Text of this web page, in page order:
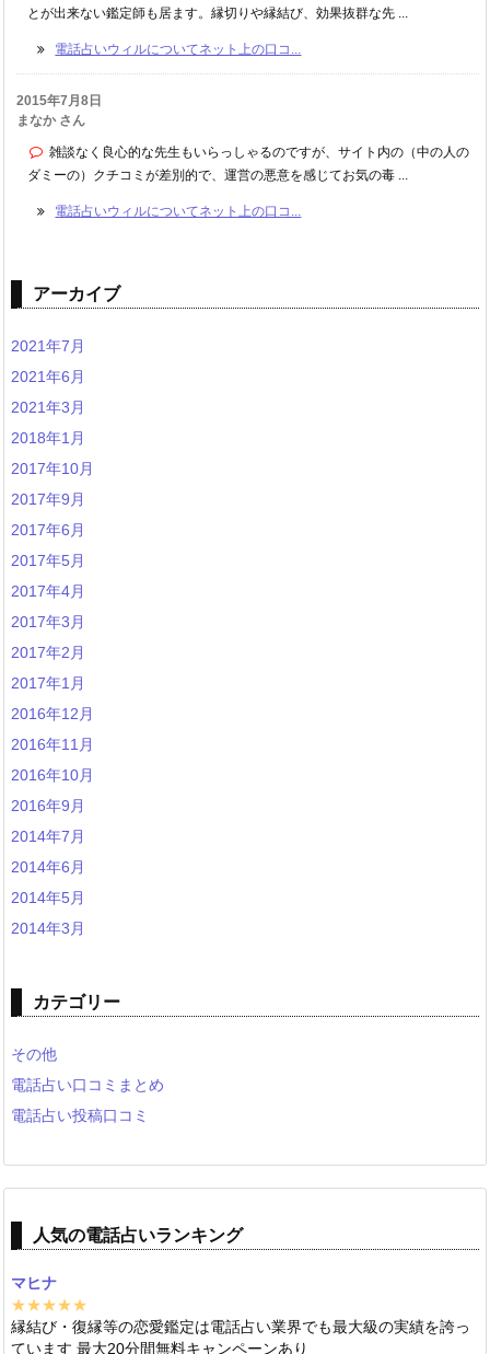
とが出来ない鑑定師も居ます。縁切りや縁結び、効果抜群な先 ...
電話占いウィルについてネット上の口コ...
2015年7月8日
まなか さん
雑談なく良心的な先生もいらっしゃるのですが、サイト内の（中の人の
ダミーの）クチコミが差別的で、運営の悪意を感じてお気の毒 ...
電話占いウィルについてネット上の口コ...
アーカイブ
2021年7月
2021年6月
2021年3月
2018年1月
2017年10月
2017年9月
2017年6月
2017年5月
2017年4月
2017年3月
2017年2月
2017年1月
2016年12月
2016年11月
2016年10月
2016年9月
2014年7月
2014年6月
2014年5月
2014年3月
カテゴリー
その他
電話占い口コミまとめ
電話占い投稿口コミ
人気の電話占いランキング
マヒナ
★★★★★
縁結び・復縁等の恋愛鑑定は電話占い業界でも最大級の実績を誇っ
ています 最大20分間無料キャンペーンあり